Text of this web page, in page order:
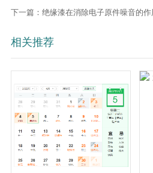
下一篇：绝缘漆在消除电子原件噪音的作
相关推荐